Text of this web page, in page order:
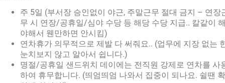
주 5일 (부서장 승인없이 야근, 주말근무 절대 금지 – 연장
무 시 연장/공휴일/심야 수당 등 해당 수당 지급.. 칼같이
야해서 웬만하면 안시킴)
연차휴가 의무적으로 제발 다 써줘요.. (업무에 지장 없는
눈치보지 않고 알아서 쉽니다.)
명절/공휴일 샌드위치 데이에는 전직원 강제로 연차를 사
하여 휴무합니다. (띄엄띄엄 나와서 집중이 되나요. 쉴땐